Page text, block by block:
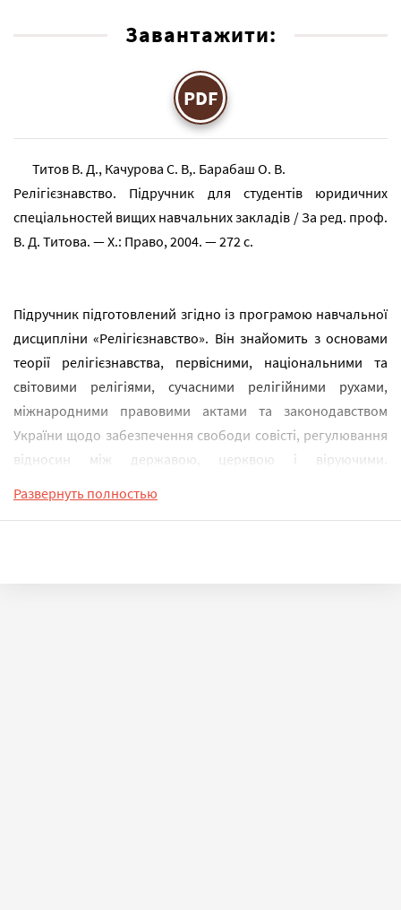
Завантажити:
PDF
Титов В. Д., Качурова С. В,. Барабаш О. В.
Релігієзнавство. Підручник для студентів юридичних
спеціальностей вищих навчальних закладів / За ред. проф.
В. Д. Титова. — Х.: Право, 2004. — 272 с.
Підручник підготовлений згідно із програмою навчальної
дисципліни «Релігієзнавство». Він знайомить з основами
теорії релігієзнавства, первісними, національними та
світовими релігіями, сучасними релігійними рухами,
міжнародними правовими актами та законодавством
України щодо забезпечення свободи совісті, регулювання
відносин між державою, церквою і віруючими.
Развернуть полностью